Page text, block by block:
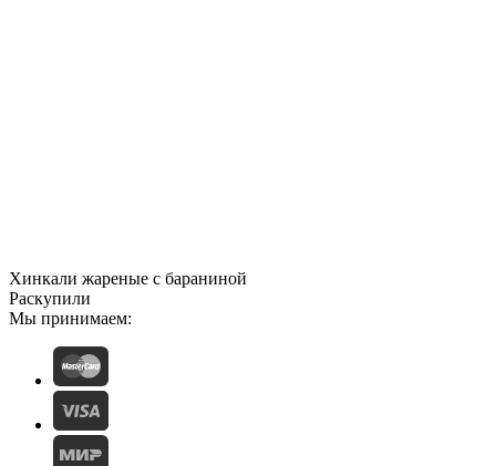
Хинкали жареные с бараниной
Раскупили
Мы принимаем: